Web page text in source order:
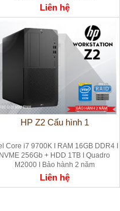
Liên hệ
HP Z2 Cấu hình 1
Core i7 9700K I RAM 16GB DDR4 I
NVME 256Gb + HDD 1TB I Quadro
M2000 I Bảo hành 2 năm
Liên hệ